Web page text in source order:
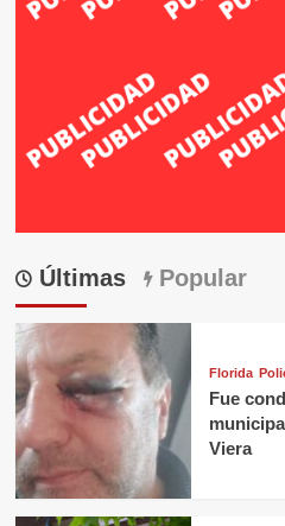
Últimas Popular
Florida
Fue
Viera